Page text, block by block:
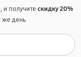
и получитескидку 20%
же день